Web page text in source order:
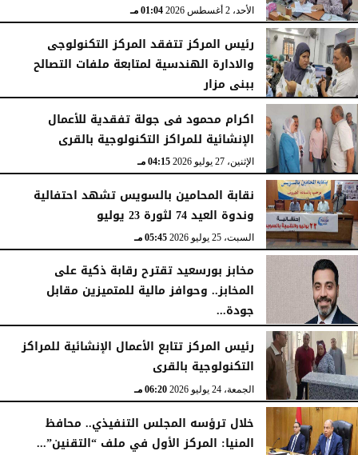
الأحد، 2 أغسطس 2026 01:04 مـ
رئيس المركز تتفقد المركز التكنولوجى
والادارة الهندسية لمتابعة ملفات التصالح
ببنى مزار
الأربعاء، 29 يوليو 2026 02:03 مـ
اكرام محمود فى جولة تفقدية للأعمال
الإنشائية للمراكز التكنولوجية بالقرى
الإثنين، 27 يوليو 2026 04:15 مـ
نقابة المحامين بالسويس تشهد احتفالية
وندوة العيد 74 لثورة 23 يوليو
السبت، 25 يوليو 2026 05:45 مـ
مخابز بورسعيد تقترح رقابة ذكية على
المخابز.. وحوافز مالية للمتميزين مقابل
جودة...
السبت، 25 يوليو 2026 05:41 مـ
رئيس المركز تتابع الأعمال الإنشائية للمراكز
التكنولوجية بالقرى
الجمعة، 24 يوليو 2026 06:20 مـ
خلال ترؤسه المجلس التنفيذي.. محافظ
المنيا: المركز الأول في ملف “التقنين”...